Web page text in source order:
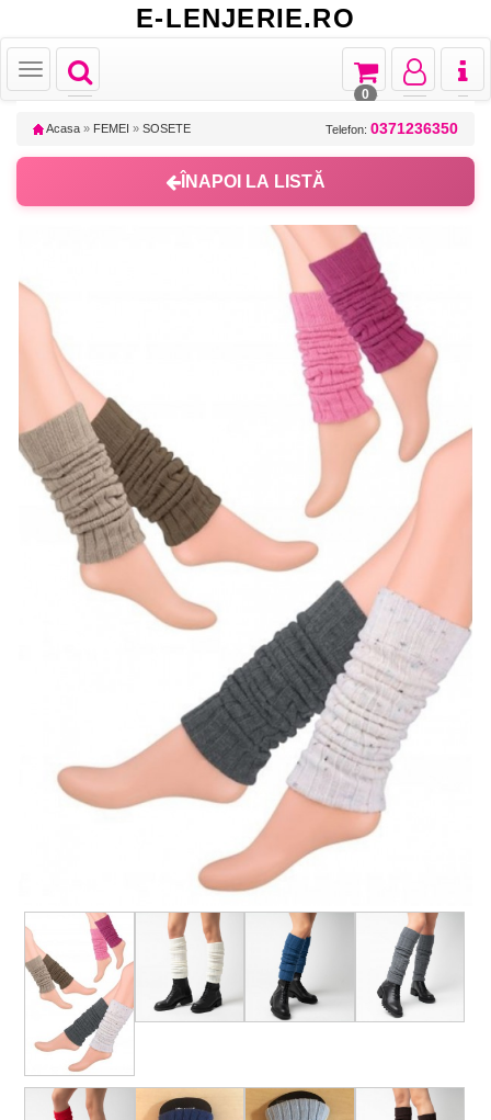
E-LENJERIE.RO
Toggle
navigation
Toggle
Toggle
navigation
Toggle
navigation
Toggle
navigation
0
Acasa » FEMEI » SOSETE Telefon: 0371236350
ÎNAPOI LA LISTĂ